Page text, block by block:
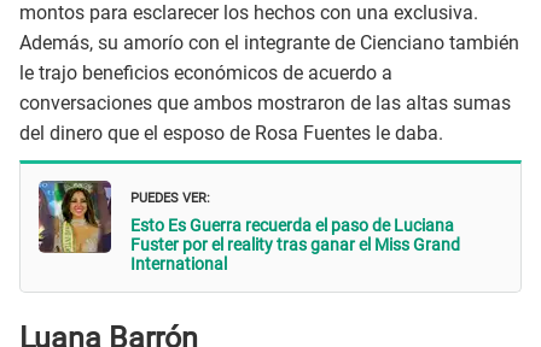
montos para esclarecer los hechos con una exclusiva.
Además, su amorío con el integrante de Cienciano también
le trajo beneficios económicos de acuerdo a
conversaciones que ambos mostraron de las altas sumas
del dinero que el esposo de Rosa Fuentes le daba.
PUEDES VER:
Esto Es Guerra recuerda el paso de Luciana
Fuster por el reality tras ganar el Miss Grand
International
Luana Barrón